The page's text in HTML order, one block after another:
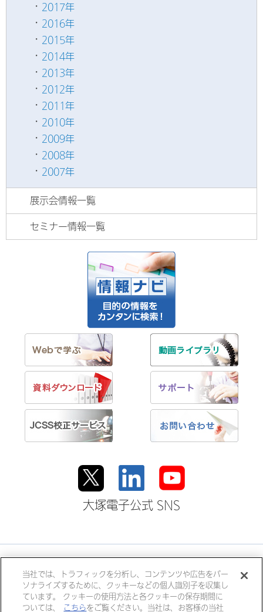
2017年
2016年
2015年
2014年
2013年
2012年
2011年
2010年
2009年
2008年
2007年
展示会情報一覧
セミナー情報一覧
大塚電子公式 SNS
大塚ホールディングス
大塚製薬 大塚製薬工場
大鵬薬品工業
大塚倉庫
大塚化学 大塚食品
当社では、トラフィックを分析し、コンテンツや広告をパー
ソナライズするために、クッキーなどの個人識別子を収集し
ています。 クッキーの使用方法と各クッキーの保存期間に
ついては、
こちらをご覧ください。当社は、お客様の当社